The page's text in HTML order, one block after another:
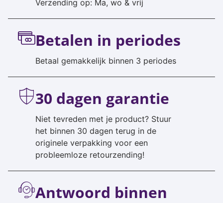
Verzending op: Ma, wo & vrij
Betalen in periodes
Betaal gemakkelijk binnen 3 periodes
30 dagen garantie
Niet tevreden met je product? Stuur
het binnen 30 dagen terug in de
originele verpakking voor een
probleemloze retourzending!
Antwoord binnen